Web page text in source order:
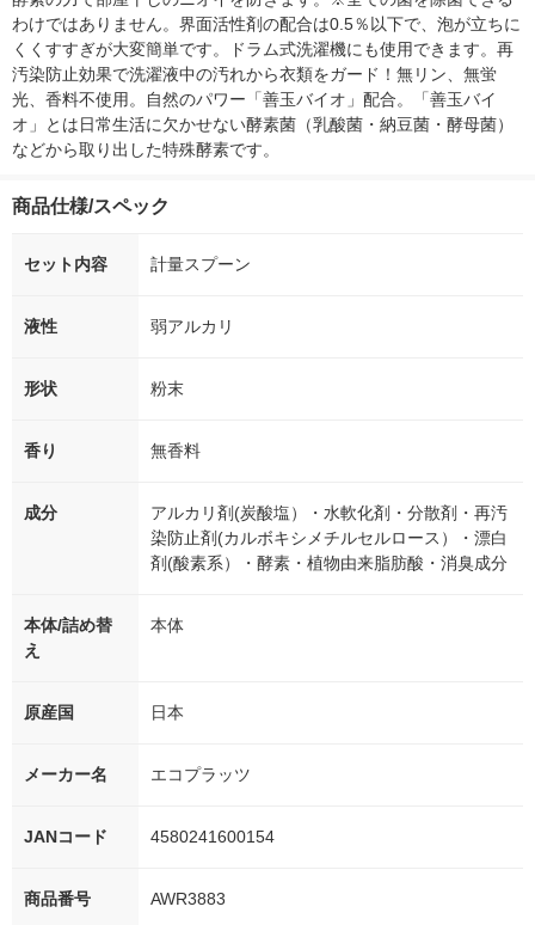
わけではありません。界面活性剤の配合は0.5％以下で、泡が立ちに
くくすすぎが大変簡単です。ドラム式洗濯機にも使用できます。再
汚染防止効果で洗濯液中の汚れから衣類をガード！無リン、無蛍
光、香料不使用。自然のパワー「善玉バイオ」配合。「善玉バイ
オ」とは日常生活に欠かせない酵素菌（乳酸菌・納豆菌・酵母菌）
などから取り出した特殊酵素です。
商品仕様/スペック
セット内容 計量スプーン
液性 弱アルカリ
形状 粉末
香り 無香料
成分
アルカリ剤(炭酸塩）・水軟化剤・分散剤・再汚
染防止剤(カルボキシメチルセルロース）・漂白
剤(酸素系）・酵素・植物由来脂肪酸・消臭成分
本体/詰め替
え
本体
原産国 日本
メーカー名 エコプラッツ
JANコード 4580241600154
商品番号 AWR3883